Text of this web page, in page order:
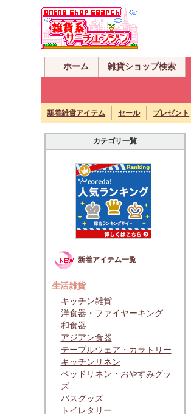
ホーム 雑貨ショップ検索
新着雑貨アイテム セール プレゼント
カテゴリ一覧
新着アイテム一覧
生活雑貨
キッチン雑貨
洋食器・ファイヤーキング
和食器
アジアン食器
テーブルウェア・カラトリー
キッチンリネン
ベッドリネン・おやすみグッ
ズ
バスグッズ
トイレタリー